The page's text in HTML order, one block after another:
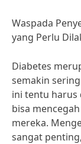
Waspada
yang Perlu
Diabetes
semakin
ini tentu harus
bisa
mereka.
sangat